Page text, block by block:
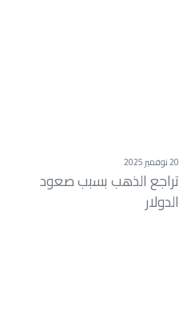
20 نوفمبر 2025
تراجع الذهب بسبب صعود
الدولار